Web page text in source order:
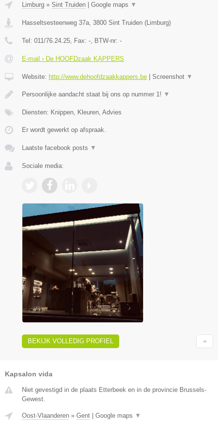
Limburg » Sint Truiden | Google maps ▼
Hasseltsesteenweg 37a 3800 Sint Truiden (Limburg)
Tel: 011/76.24.25 , Fax: - , BTW-nr: -
E-mail › De HOOFDzaak KAPPERS
Website: http://www.dehoofdzaakkappers.be | Screenshot ▼
Persoonlijke aandacht staat bij ons op nummer 1! ▼
Diensten: Knippen, Kleuren, Advies
Er wordt gewerkt op afspraak.
Laatste facebook posts ▼
Sociale media:
BEKIJK VOLLEDIG PROFIEL
Kapsalon vida
Niet gevestigd in de plaats Etterbeek en in de provincie Brussels-
Gewest.
Oost-Vlaanderen » Gent | Google maps ▼